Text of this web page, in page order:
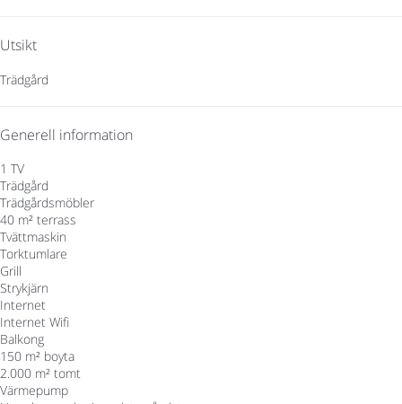
Utsikt
Trädgård
Generell information
1 TV
Trädgård
Trädgårdsmöbler
40 m² terrass
Tvättmaskin
Torktumlare
Grill
Strykjärn
Internet
Internet Wifi
Balkong
150 m² boyta
2.000 m² tomt
Värmepump